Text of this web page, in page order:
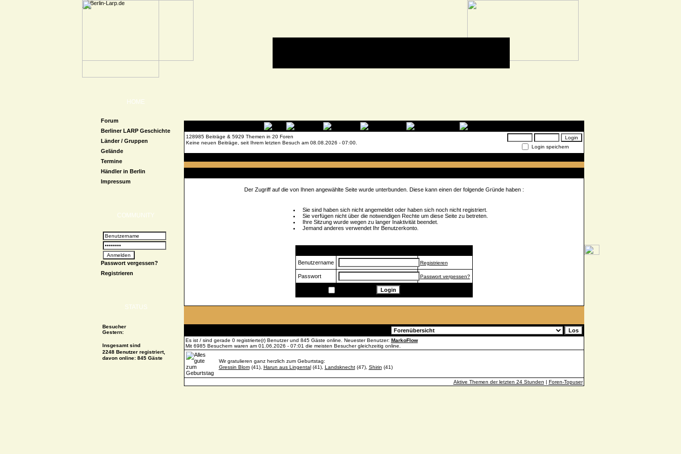
HOME
Forum
Berliner LARP Geschichte
Länder / Gruppen
Gelände
Termine
Händler in Berlin
Impressum
COMMUNITY
Passwort vergessen?
Registrieren
STATUS
Besucher
Gestern:
Insgesamt sind
2248 Benutzer registriert,
davon online: 845 Gäste
128985 Beiträge & 5929 Themen in 20 Foren
Keine neuen Beiträge, seit Ihrem letzten Besuch am 08.08.2026 - 07:00.
Login speichern
Der Zugriff auf die von Ihnen angewählte Seite wurde unterbunden. Diese kann einen der folgende Gründe haben :
Sie sind haben sich nicht angemeldet oder haben sich noch nicht registriert.
Sie verfügen nicht über die notwendigen Rechte um diese Seite zu betreten.
Ihre Sitzung wurde wegen zu langer Inaktivität beendet.
Jemand anderes verwendet Ihr Benutzerkonto.
Benutzername Registrieren
Passwort Passwort vergessen?
Es ist / sind gerade 0 registrierte(r) Benutzer und 845 Gäste online. Neuester Benutzer: MarkoFlow
Mit 6985 Besuchern waren am 01.06.2026 - 07:01 die meisten Besucher gleichzeitig online.
Wir gratulieren ganz herzlich zum Geburtstag:
Gressin Blom(41), Harun aus Lingental(41), Landsknecht(47), Shirin (41)
Aktive Themen der letzten 24 Stunden | Foren-Topuser